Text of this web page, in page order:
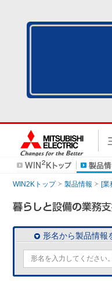
WIN2Kトップ 製品情報 [業
形名から製品情報